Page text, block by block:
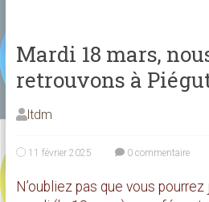
Mardi 18 mars,
retrouvons à
ltdm
11 février 2025 0 commentaire
N’oubliez pas que vous